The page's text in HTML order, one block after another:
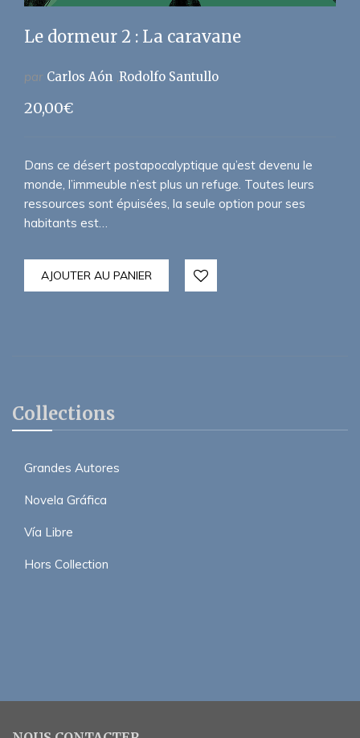
Collections
Grandes Autores
Novela Gráfica
Vía Libre
Hors Collection
Le dormeur 2 : La caravane
par Carlos Aón Rodolfo Santullo
20,00€
Dans ce désert postapocalyptique qu’est devenu le
monde, l’immeuble n’est plus un refuge. Toutes leurs
ressources sont épuisées, la seule option pour ses
habitants est…
AJOUTER AU PANIER